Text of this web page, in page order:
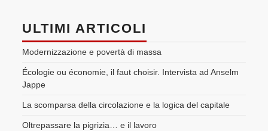
ULTIMI ARTICOLI
Modernizzazione e povertà di massa
Écologie ou économie, il faut choisir. Intervista ad Anselm
Jappe
La scomparsa della circolazione e la logica del capitale
Oltrepassare la pigrizia… e il lavoro